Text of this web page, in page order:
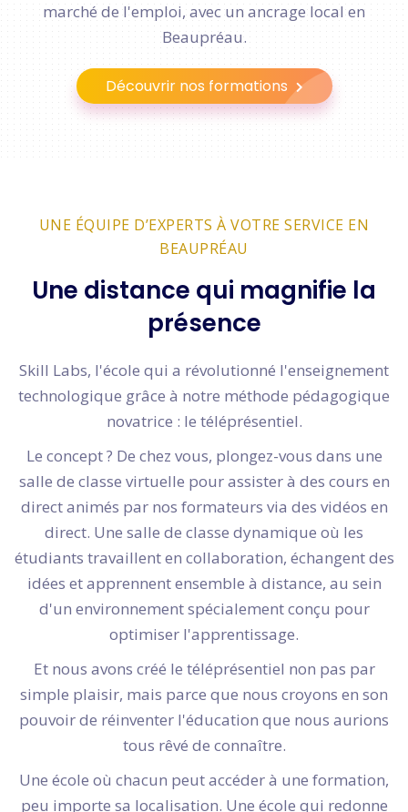
marché de l'emploi, avec un ancrage local en
Beaupréau.
Découvrir nos formations
UNE ÉQUIPE D’EXPERTS À VOTRE SERVICE EN
BEAUPRÉAU
Une distance qui magnifie la
présence
Skill Labs, l'école qui a révolutionné l'enseignement
technologique grâce à notre méthode pédagogique
novatrice : le téléprésentiel.
Le concept ? De chez vous, plongez-vous dans une
salle de classe virtuelle pour assister à des cours en
direct animés par nos formateurs via des vidéos en
direct. Une salle de classe dynamique où les
étudiants travaillent en collaboration, échangent des
idées et apprennent ensemble à distance, au sein
d'un environnement spécialement conçu pour
optimiser l'apprentissage.
Et nous avons créé le téléprésentiel non pas par
simple plaisir, mais parce que nous croyons en son
pouvoir de réinventer l'éducation que nous aurions
tous rêvé de connaître.
Une école où chacun peut accéder à une formation,
peu importe sa localisation. Une école qui redonne